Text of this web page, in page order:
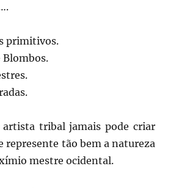
primitivos.
Blombos.
tribal jamais pode criar
represente tão bem a natureza
mestre ocidental.